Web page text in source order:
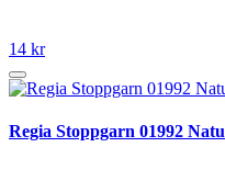
14 kr
Regia Stoppgarn 01992